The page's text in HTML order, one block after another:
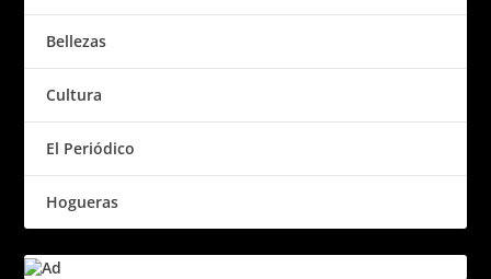
Bellezas
Cultura
El Periódico
Hogueras